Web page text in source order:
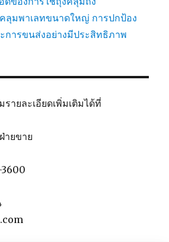
คลุมพาเลทขนาดใหญ่ การปกป้อง
การขนส่งอย่างมีประสิทธิภาพ
ายละเอียดเพิ่มเติมได้ที่
ยขาย